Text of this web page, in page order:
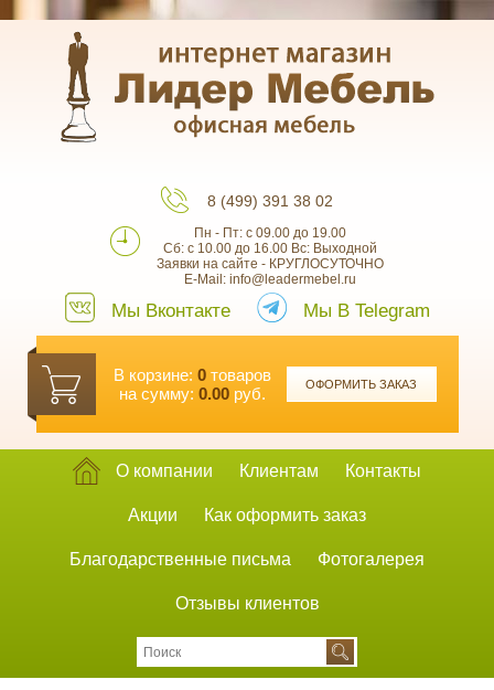
8 (499) 391 38 02
Пн - Пт: с 09.00 до 19.00
Сб: с 10.00 до 16.00 Вс: Выходной
Заявки на сайте - КРУГЛОСУТОЧНО
E-Mail: info@leadermebel.ru
Мы Вконтакте Мы В Telegram
В корзине: 0товаров
на сумму: 0.00 руб. ОФОРМИТЬ ЗАКАЗ
О компании Клиентам Контакты
Акции Как оформить заказ
Благодарственные письма Фотогалерея
Отзывы клиентов